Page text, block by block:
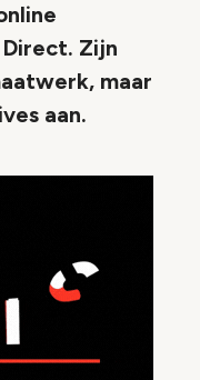
Zijn
maar
aan.